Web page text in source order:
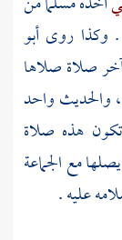
وكذا روى أبو
صلاة صلاها
، والحديث واحد
هذه صلاة
مع الجماعة
عليه .